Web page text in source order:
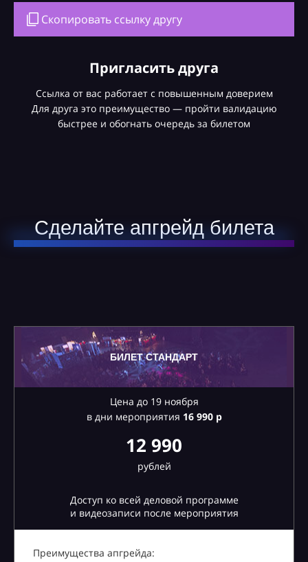
Скопировать ссылку другу
Пригласить друга
Ссылка от вас работает с повышенным доверием
Для друга это преимущество — пройти валидацию
быстрее и обогнать очередь за билетом
Сделайте апгрейд билета
БИЛЕТ СТАНДАРТ
Цена до 19 ноября
в дни мероприятия 16990 р
12 990
рублей
Доступ ко всей деловой программе
и видеозаписи после мероприятия
Преимущества апгрейда: